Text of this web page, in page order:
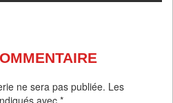
ne sera pas publiée. Les
avec*